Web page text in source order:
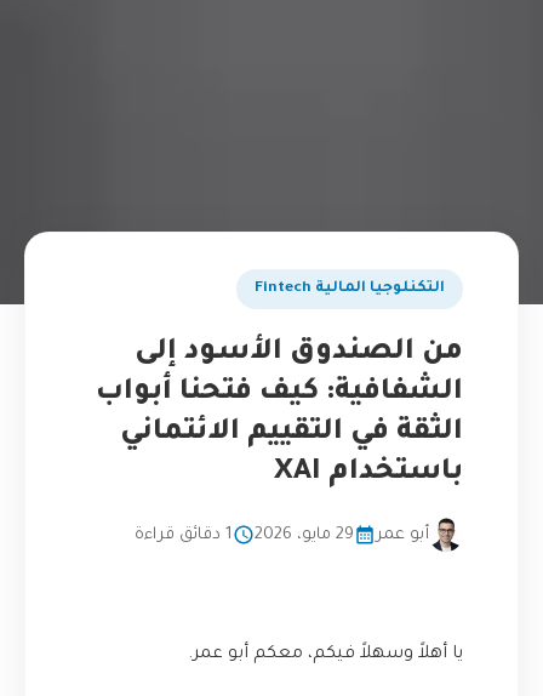
التكنلوجيا المالية Fintech
من الصندوق الأسود إلى
الشفافية: كيف فتحنا أبواب
الثقة في التقييم الائتماني
باستخدام XAI
أبو عمر 29 مايو، 2026 1 دقائق قراءة
يا أهلاً وسهلاً فيكم، معكم أبو عمر.